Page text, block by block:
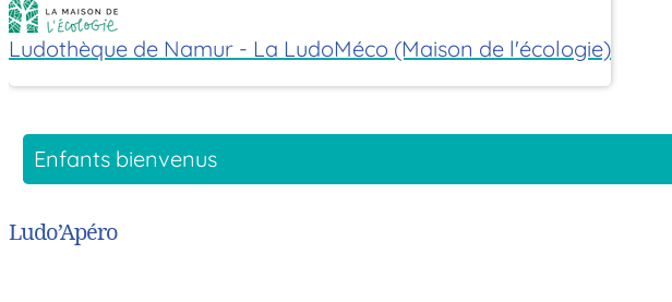
Ludothèque de Namur - La LudoMéco (Maison de l'écologie)
Enfants bienvenus
Ludo’Apéro